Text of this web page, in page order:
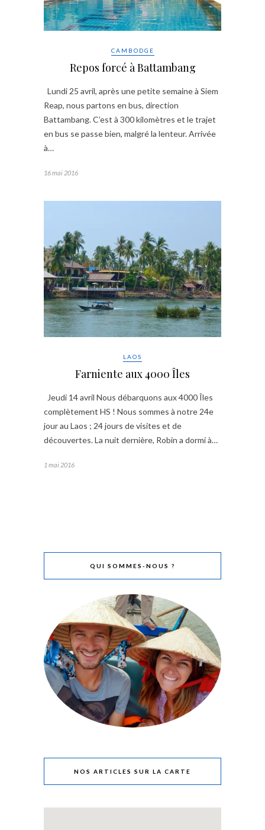
CAMBODGE
Repos forcé à Battambang
Lundi 25 avril, après une petite semaine à Siem
Reap, nous partons en bus, direction
Battambang. C’est à 300 kilomètres et le trajet
en bus se passe bien, malgré la lenteur. Arrivée
à…
16 mai 2016
LAOS
Farniente aux 4000 Îles
Jeudi 14 avril Nous débarquons aux 4000 Îles
complètement HS ! Nous sommes à notre 24e
jour au Laos ; 24 jours de visites et de
découvertes. La nuit dernière, Robin a dormi à…
1 mai 2016
QUI SOMMES-NOUS ?
NOS ARTICLES SUR LA CARTE